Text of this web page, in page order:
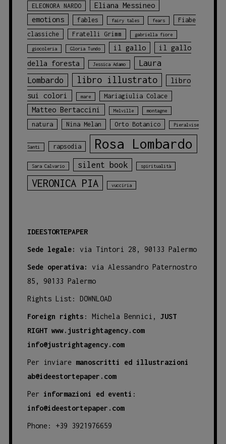
ELEONORA NARDO
Eliana Messineo
emotions
fables fairy tales fears
Fiabe
classiche
Fratelli Grimm gabriella fiore
giocoleria Gloria Tundo il gallo
il gallo
della foresta
Jessica Adamo
Laura
Lombardo
libro illustrato
libro
sui colori
mare Mariagiulia Colace
Matteo Bertaccini Melville montagne
natura Nina Melan Orto Botanico Pieralvise
Santi rapsodia Rosa Lombardo
Sara Calvario silent book spiritualità
VERONICA PIA vucciria
IDEESTORTEPAPER
Sede legale: via Tintori 28, 90133 Palermo
Sede operativa:
via Alessandro Paternostro
85, 90133 Palermo
Rights List: DOWNLOAD
Foreign rights : Michela Bennici, JUST
RIGHT www.justrightagency.com
info@justrightagency.com
Per inviare manoscritti ed illustrazioni
ab@ideestortepaper.com
Per informazioni ed eventi :
info@ideestortepaper.com
Phone: +39 3921976659